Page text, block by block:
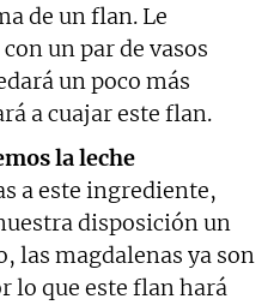
de un flan. Le
con un par de vasos
un poco más
a cuajar este flan.
la leche
a este ingrediente,
disposición un
las magdalenas ya son
lo que este flan hará